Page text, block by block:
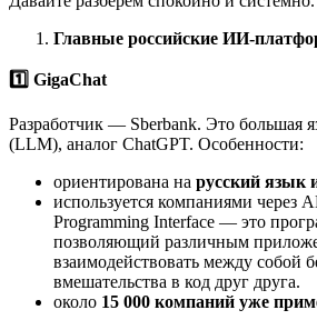
Главные российские ИИ-
1️ GigaChat
Разработчик — Sberbank. Это большая
(LLM), аналог ChatGPT. Особенности:
ориентирована на русский язык
используется компаниями через
Programming Interface — это
позволяющий различным
взаимодействовать между собой
вмешательства в код друг друга.
около 15 000 компаний уже